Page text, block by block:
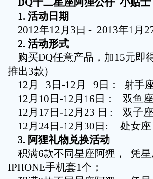
DQ十二星座阿狸公仔 小贴士
1. 活动日期
2012年12月3日 - 2013年1月
2. 活动形式
购买DQ任意产品，加15元即
推出3款）
12月 3日-12月 9日： 射手
12月10日-12月16日： 双鱼
12月17日-12月23 日 : 双子
12月24日-12月30日: 处女座
3. 阿狸礼物兑换活动
积满6款不同星座阿狸， 凭
IPHONE手机套1个；